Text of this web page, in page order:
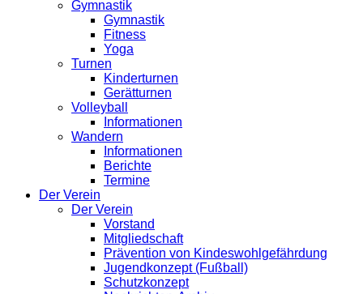
Gymnastik
Gymnastik
Fitness
Yoga
Turnen
Kinderturnen
Gerätturnen
Volleyball
Informationen
Wandern
Informationen
Berichte
Termine
Der Verein
Der Verein
Vorstand
Mitgliedschaft
Prävention von Kindeswohlgefährdung
Jugendkonzept (Fußball)
Schutzkonzept